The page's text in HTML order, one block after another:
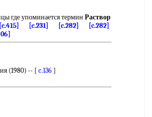
где упоминается термин Раствор
[c.415] [c.231] [c.282]
[c.282]
(1980) -- [ c.136]